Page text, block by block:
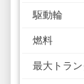
駆動輪
燃料
最大トラ